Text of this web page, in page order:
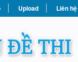
Upload Liên hệ